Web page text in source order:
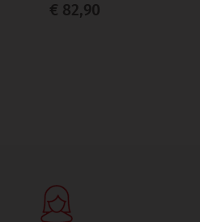
€ 82,90